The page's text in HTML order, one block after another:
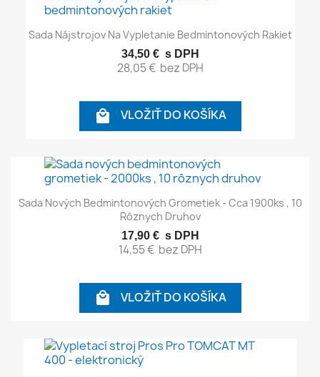
Sada Nájstrojov Na Vypletanie Bedmintonových Rakiet
34,50 € s DPH
28,05 € bez DPH
 VLOŽIŤ DO KOŠÍKA
Sada Nových Bedmintonových Grometiek - Cca 1900ks , 10
Rôznych Druhov
17,90 € s DPH
14,55 € bez DPH
 VLOŽIŤ DO KOŠÍKA